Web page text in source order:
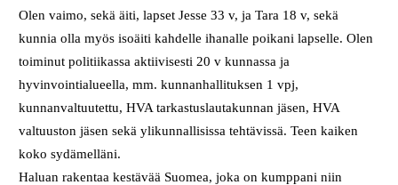
Olen vaimo, sekä äiti, lapset Jesse 33 v, ja Tara 18 v, sekä
kunnia olla myös isoäiti kahdelle ihanalle poikani lapselle. Olen
toiminut politiikassa aktiivisesti 20 v kunnassa ja
hyvinvointialueella, mm. kunnanhallituksen 1 vpj,
kunnanvaltuutettu, HVA tarkastuslautakunnan jäsen, HVA
valtuuston jäsen sekä ylikunnallisissa tehtävissä. Teen kaiken
koko sydämelläni.
Haluan rakentaa kestävää Suomea, joka on kumppani niin